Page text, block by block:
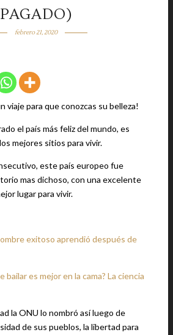
PAGADO)
febrero 21, 2020
viaje para que conozcas su belleza!
el país más feliz del mundo, es
mejores sitios para vivir.
este país europeo fue
mas dichoso, con una excelente
lugar para vivir.
exitoso aprendió después de
bailar es mejor en la cama? La ciencia
la ONU lo nombró así luego de
de sus pueblos, la libertad para